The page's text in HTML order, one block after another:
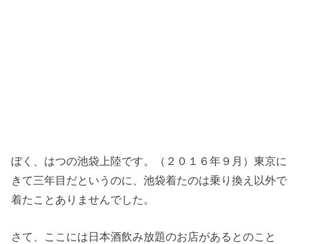
ぼく、はつの池袋上陸です。（２０１６年９月）東京に
きて三年目だというのに、池袋着たのは乗り換え以外で
着たことありませんでした。
さて、ここには日本酒飲み放題のお店があるとのこと